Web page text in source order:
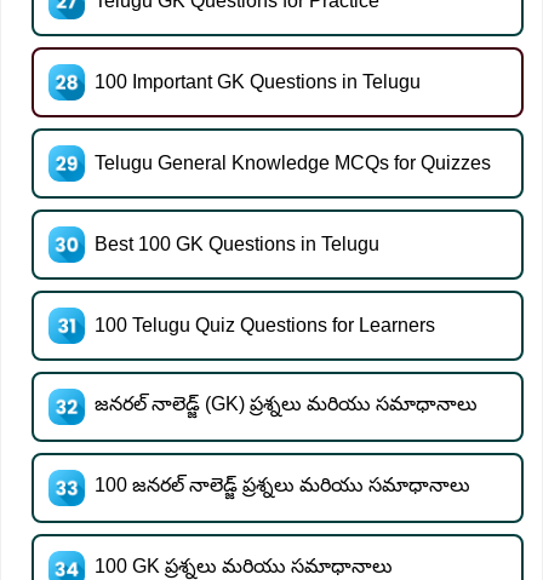
100 Important GK Questions in Telugu
Telugu General Knowledge MCQs for Quizzes
Best 100 GK Questions in Telugu
100 Telugu Quiz Questions for Learners
జనరల్ నాలెడ్జ్ (GK) ప్రశ్నలు మరియు సమాధానాలు
100 జనరల్ నాలెడ్జ్ ప్రశ్నలు మరియు సమాధానాలు
100 GK ప్రశ్నలు మరియు సమాధానాలు